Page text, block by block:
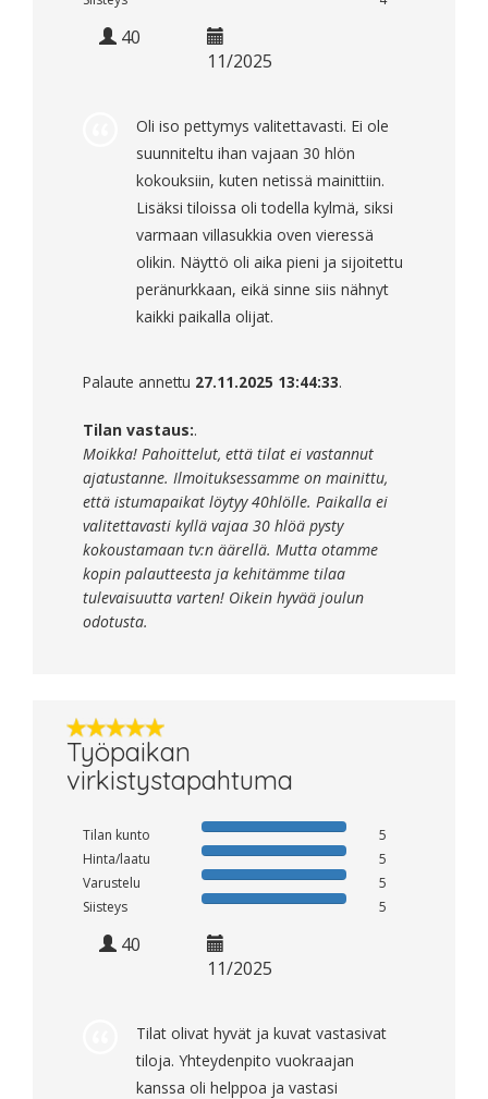
40
11/2025
Oli iso pettymys valitettavasti. Ei ole
suunniteltu ihan vajaan 30 hlön
kokouksiin, kuten netissä mainittiin.
Lisäksi tiloissa oli todella kylmä, siksi
varmaan villasukkia oven vieressä
olikin. Näyttö oli aika pieni ja sijoitettu
peränurkkaan, eikä sinne siis nähnyt
kaikki paikalla olijat.
Palaute annettu 27.11.2025 13:44:33.
Tilan vastaus:.
Moikka! Pahoittelut, että tilat ei vastannut
ajatustanne. Ilmoituksessamme on mainittu,
että istumapaikat löytyy 40hlölle. Paikalla ei
valitettavasti kyllä vajaa 30 hlöä pysty
kokoustamaan tv:n äärellä. Mutta otamme
kopin palautteesta ja kehitämme tilaa
tulevaisuutta varten! Oikein hyvää joulun
odotusta.
Työpaikan
virkistystapahtuma
Tilan kunto
5
Hinta/laatu
5
Varustelu
5
Siisteys
5
40
11/2025
Tilat olivat hyvät ja kuvat vastasivat
tiloja. Yhteydenpito vuokraajan
kanssa oli helppoa ja vastasi